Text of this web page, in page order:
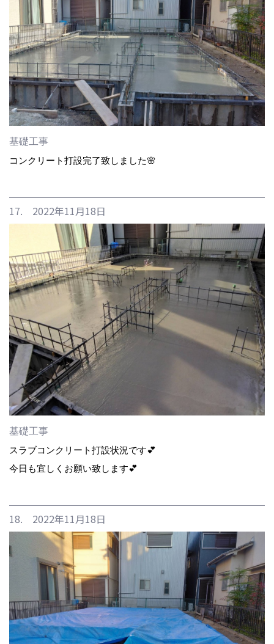
基礎工事
コンクリート打設完了致しました🌸
17. 2022年11月18日
基礎工事
スラブコンクリート打設状況です💕
今日も宜しくお願い致します💕
18. 2022年11月18日